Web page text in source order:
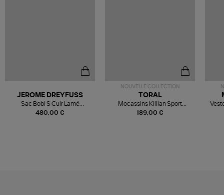
480,00 €
JEROME DREYFUSS
Sac Bobi S Cuir Lamé
Champagne
NOUVELLE COLLECTION
189,00 €
TORAL
Mocassins Killian Sport
Mousse